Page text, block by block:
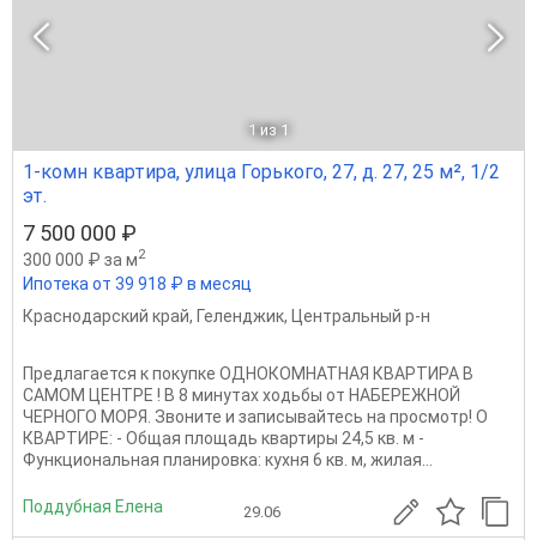
1 из 1
1-комн квартира, улица Горького, 27, д. 27, 25 м², 1/2
эт.
7 500 000 ₽
300 000 ₽ за м2
Ипотека от 39 918 ₽ в месяц
Краснодарский край, Геленджик, Центральный р-н
Предлагается к покупке ОДНОКОМНАТНАЯ КВАРТИРА В
САМОМ ЦЕНТРЕ ! В 8 минутах ходьбы от НАБЕРЕЖНОЙ
ЧЕРНОГО МОРЯ. Звоните и записывайтесь на просмотр! О
КВАРТИРЕ: - Общая площадь квартиры 24,5 кв. м -
Функциональная планировка: кухня 6 кв. м, жилая...
Поддубная Елена 29.06